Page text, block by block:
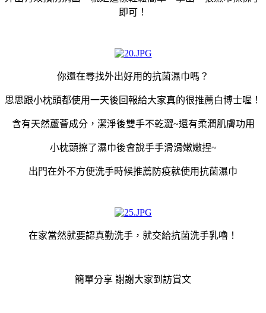
即可！
你還在尋找外出好用的抗菌濕巾嗎？
思思跟小枕頭都使用一天後回報給大家真的很推薦白博士喔！
含有天然蘆薈成分，潔淨後雙手不乾澀~還有柔潤肌膚功用
小枕頭擦了濕巾後會說手手滑滑嫩嫩捏~
出門在外不方便洗手時候推薦防疫就使用抗菌濕巾
在家當然就要認真勤洗手，就交給抗菌洗手乳嚕！
簡單分享 謝謝大家到訪賞文